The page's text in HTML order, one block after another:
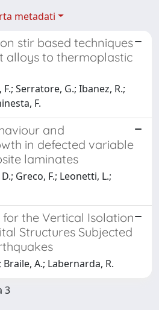
metadati
stir based techniques
alloys to thermoplastic
Serratore, G.; Ibanez, R.;
F.
and
in defected variable
laminates
Greco, F.; Leonetti, L.;
the Vertical Isolation
Structures Subjected
Braile, A.; Labernarda, R.
3